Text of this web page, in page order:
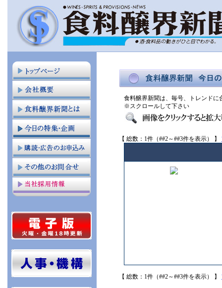
食料醸界新聞は、毎号、トレンド
※スクロールして下さい
【 総数：1件（##2～##3件を表示） 】
【 総数：1件（##2～##3件を表示） 】